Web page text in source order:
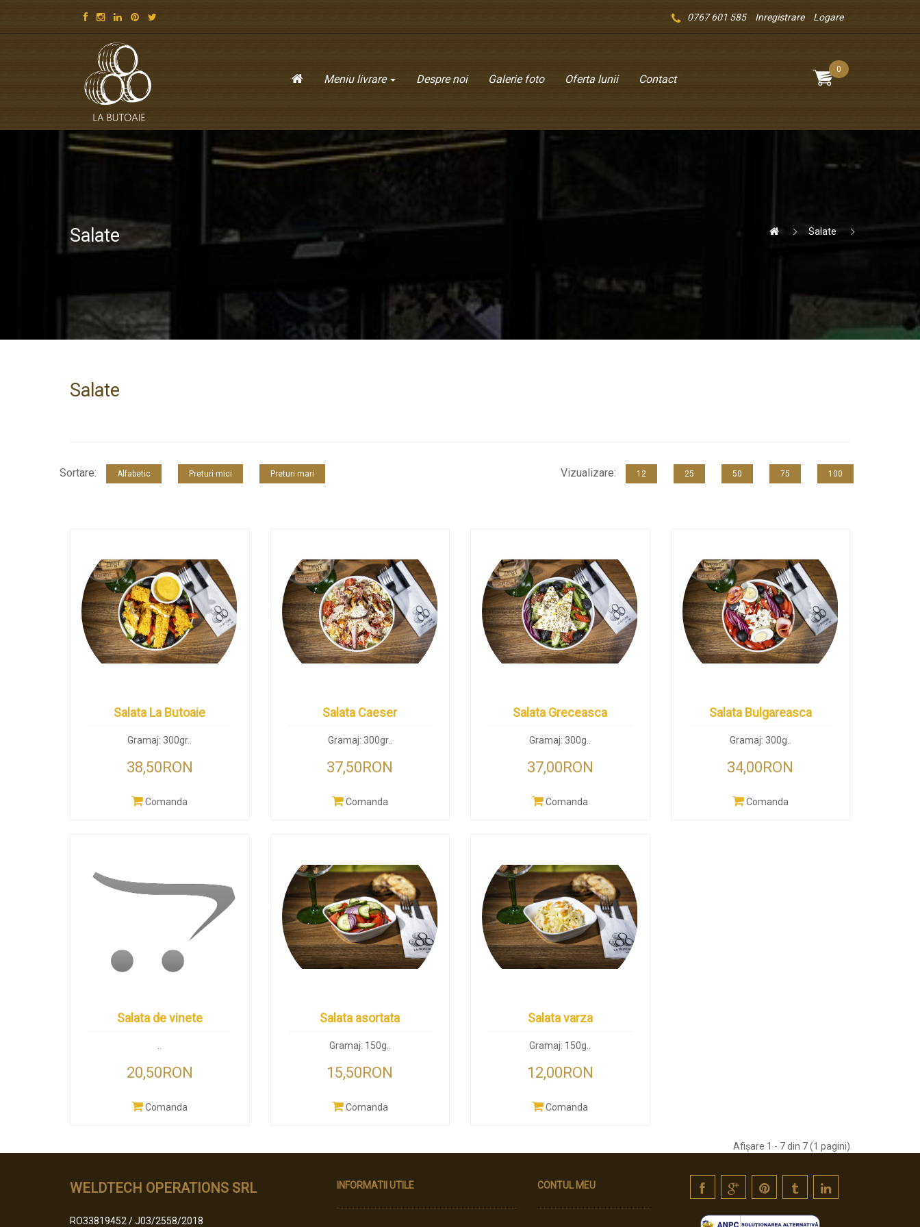
0767 601 585 Inregistrare Logare
Meniu livrare Despre noi Galerie foto Oferta lunii Contact
0
Salate Salate
Salate
Sortare: Alfabetic Preturi mici Preturi mari Vizualizare: 12 25 50 75 100
Salata La Butoaie
Gramaj: 300gr..
38,50RON
Comanda
Salata Caeser
Gramaj: 300gr..
37,50RON
Comanda
Salata Greceasca
Gramaj: 300g..
37,00RON
Comanda
Salata Bulgareasca
Gramaj: 300g..
34,00RON
Comanda
Salata de vinete
20,50RON
Comanda
Salata asortata
Gramaj: 150g..
15,50RON
Comanda
Salata varza
Gramaj: 150g..
12,00RON
Comanda
Afişare 1 - 7 din 7 (1 pagini)
WELDTECH OPERATIONS SRL
RO33819452 / J03/2558/2018
INFORMATII UTILE CONTUL MEU